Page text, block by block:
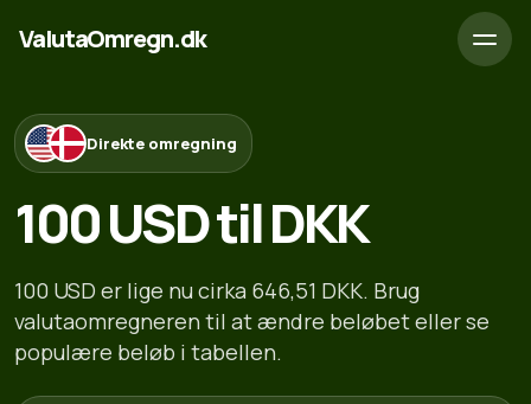
ValutaOmregn.dk
Direkte omregning
100 USD til DKK
100 USD er lige nu cirka 646,51 DKK. Brug
valutaomregneren til at ændre beløbet eller se
populære beløb i tabellen.